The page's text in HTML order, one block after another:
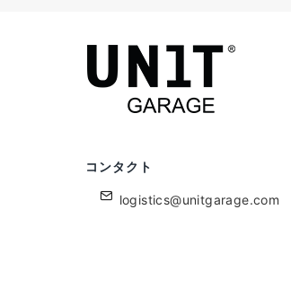
コンタクト
logistics@unitgarage.com